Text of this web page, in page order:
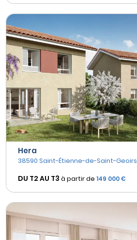
Hera
38590 Saint-Étienne-de-Saint-Geoirs
DU T2 AU T3 à partir de 149 000 €